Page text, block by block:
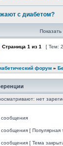
с диабетом?
Страница 1 из 1 [ Тем:
форум »
нет
[ Популярная
[ Тема